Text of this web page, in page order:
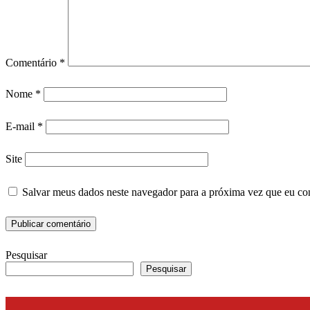
Comentário *
Nome *
E-mail *
Site
Salvar meus dados neste navegador para a próxima vez que eu
Pesquisar
Pesquisar